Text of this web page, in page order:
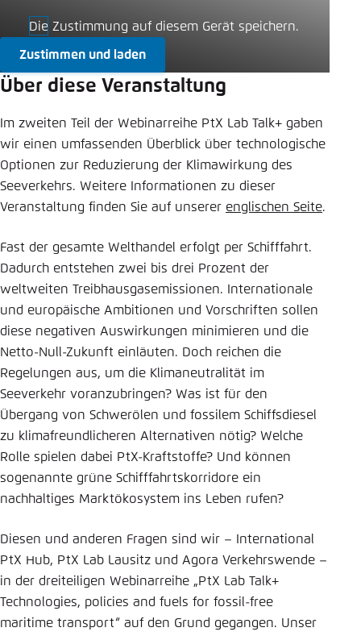
Die Zustimmung auf diesem Gerät speichern.
Zustimmen und laden
Über diese Veranstaltung
Im zweiten Teil der Webinarreihe PtX Lab Talk+ gaben
wir einen umfassenden Überblick über technologische
Optionen zur Reduzierung der Klimawirkung des
Seeverkehrs. Weitere Informationen zu dieser
Veranstaltung finden Sie auf unserer englischen Seite.
Fast der gesamte Welthandel erfolgt per Schifffahrt.
Dadurch entstehen zwei bis drei Prozent der
weltweiten Treibhausgasemissionen. Internationale
und europäische Ambitionen und Vorschriften sollen
diese negativen Auswirkungen minimieren und die
Netto-Null-Zukunft einläuten. Doch reichen die
Regelungen aus, um die Klimaneutralität im
Seeverkehr voranzubringen? Was ist für den
Übergang von Schwerölen und fossilem Schiffsdiesel
zu klimafreundlicheren Alternativen nötig? Welche
Rolle spielen dabei PtX-Kraftstoffe? Und können
sogenannte grüne Schifffahrtskorridore ein
nachhaltiges Marktökosystem ins Leben rufen?
Diesen und anderen Fragen sind wir – International
PtX Hub, PtX Lab Lausitz und Agora Verkehrswende –
in der dreiteiligen Webinarreihe „PtX Lab Talk+
Technologies, policies and fuels for fossil-free
maritime transport“ auf den Grund gegangen. Unser